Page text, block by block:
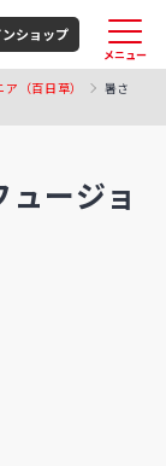
ショップ
メニュー
ア（百日草）
暑さ
ージョ